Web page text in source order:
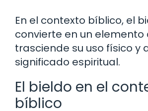
En el contexto bíblico, el
convierte en un elemento
trasciende su uso físico y
significado espiritual.
El bieldo en el
bíblico